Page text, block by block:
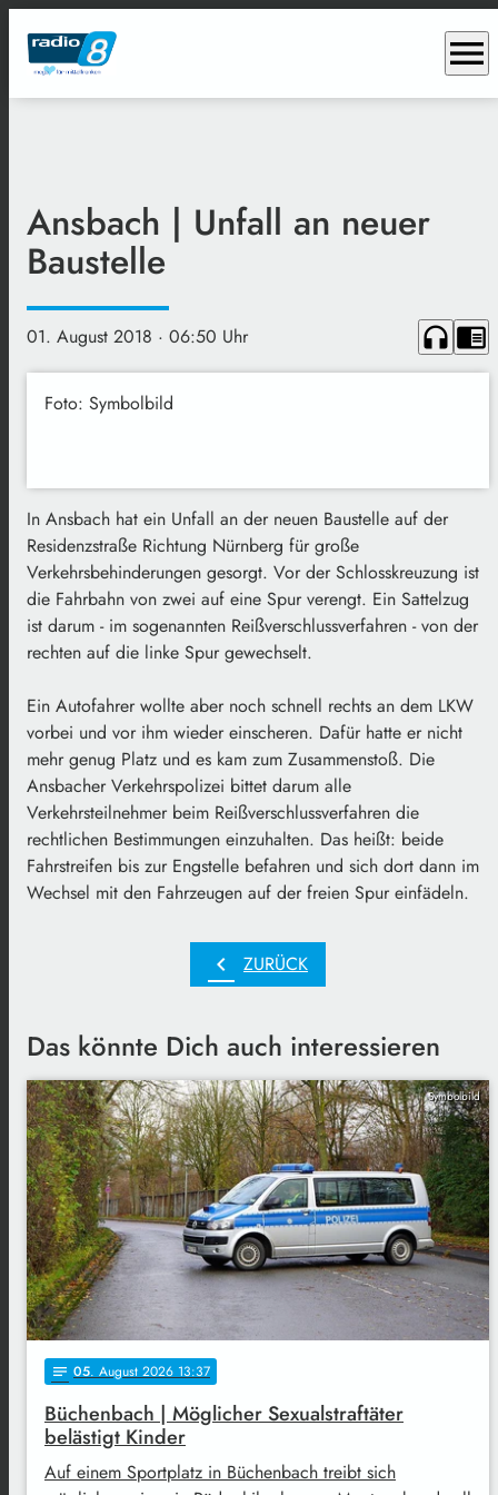
menu
Ansbach | Unfall an neuer
Baustelle
01. August 2018 · 06:50 Uhr headphones chrome_reader_mode
Foto: Symbolbild
In Ansbach hat ein Unfall an der neuen Baustelle auf der
Residenzstraße Richtung Nürnberg für große
Verkehrsbehinderungen gesorgt. Vor der Schlosskreuzung ist
die Fahrbahn von zwei auf eine Spur verengt. Ein Sattelzug
ist darum - im sogenannten Reißverschlussverfahren - von der
rechten auf die linke Spur gewechselt.
Ein Autofahrer wollte aber noch schnell rechts an dem LKW
vorbei und vor ihm wieder einscheren. Dafür hatte er nicht
mehr genug Platz und es kam zum Zusammenstoß. Die
Ansbacher Verkehrspolizei bittet darum alle
Verkehrsteilnehmer beim Reißverschlussverfahren die
rechtlichen Bestimmungen einzuhalten. Das heißt: beide
Fahrstreifen bis zur Engstelle befahren und sich dort dann im
Wechsel mit den Fahrzeugen auf der freien Spur einfädeln.
chevron_left ZURÜCK
Das könnte Dich auch interessieren
Symbolbild
notes 05. August 2026 13:37
Büchenbach | Möglicher Sexualstraftäter
belästigt Kinder
Auf einem Sportplatz in Büchenbach treibt sich